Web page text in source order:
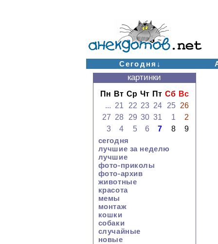
Сегодня↓
картинки
Пн Вт Ср Чт Пт Сб Вс
... 21 22 23 24 25
26
27 28 29 30 31 1
2
3
4 5 6 7 8
9
сегодня
лучшие за неделю
лучшие
фото-приколы
фото-архив
животные
красота
мемы
монтаж
кошки
собаки
случайные
новые